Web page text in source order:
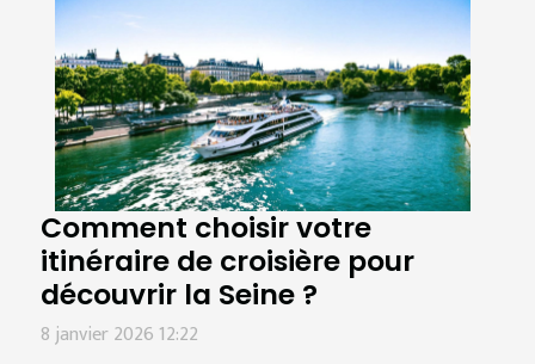
Comment choisir votre
itinéraire de croisière pour
découvrir la Seine ?
8 janvier 2026 12:22